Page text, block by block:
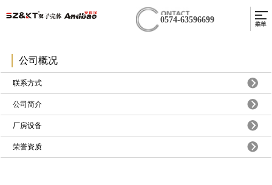
0574-63596699
公司概况
联系方式
公司简介
厂房设备
荣誉资质